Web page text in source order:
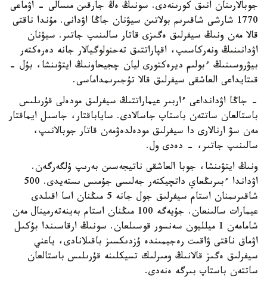
جوبالارىنان انىق كورىنەدى. سونىڭ ەڭ جارقىن مىسالى - اۋماعى
1770 شارشى شاقىرىم بولاتىن سيۋنان جاڭا اۋدانى. مۇندا ناقتى
قالا مەن ونىڭ سيفرلىق ەگىزى قاتار سالىنىپ جاتىر. سيۋنان
اۋدانىنىڭ ونەركاسىپ، اقپاراتتىق تەحنولوگيالار جانە دەرەكتەر
بيۋروسىنىڭ ءبولىم ديرەكتورى ليان چجيحاونىڭ ايتۋىنشا، بۇل -
قىتايداعى العاشقى سيفرلىق قالا تۇجىرىمداماسى.
- جاڭا اۋدانداعى ءاربىر عيماراتتىڭ سيفرلىق مودەلى قۇرىلىس
باستالعان ساتتەن باستاپ جاسالادى. ساياباقتار، جاسىل ايماقتار
مەن سۋ ارنالارى دا سيفرلىق مودەلدەۋمەن قاتار جوبالانىپ،
سالىنىپ جاتىر، - دەدى ول.
ونىڭ ايتۋىنشا، جوبا العاشقى ناتيجەسىن بەرىپ ۇلگەرگەن.
اۋداندا ءبىرىڭعاي داتچيكتەر جەلىسى جۇمىس ىستەيدى. 500
شاقىرىمنان استام سيفرلىق جول جانە 5 مىڭنان اسا اقىلدى
عيمارات سالىنعان. جۇيەگە 100 مىڭنان استام بەينەتەرمينال مەن
شامامەن 1 ميلليون سەنسور قوسىلعان. سونىڭ ارقاسىندا بۇكىل
اۋماق ناقتى ۋاقىت رەجيمىندە ۇزدىكسىز باقىلانادى، ياعني
سيفرلىق ەگىز قالانىڭ ومىرلىك تسيكلىنە قۇرىلىس باستالعان
ساتتەن باستاپ بىرگە ەنەدى.